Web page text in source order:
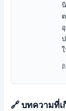
🔗 บทความที่เ